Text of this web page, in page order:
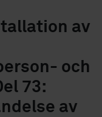
av
och
73:
av